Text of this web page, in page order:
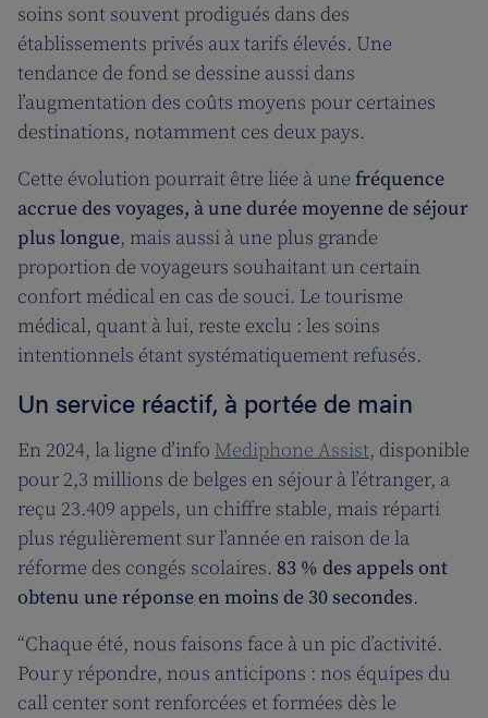
soins sont souvent prodigués dans des
établissements privés aux tarifs élevés. Une
tendance de fond se dessine aussi dans
l’augmentation des coûts moyens pour certaines
destinations, notamment ces deux pays.
Cette évolution pourrait être liée à une fréquence
accrue des voyages, à une durée moyenne de séjour
plus longue, mais aussi à une plus grande
proportion de voyageurs souhaitant un certain
confort médical en cas de souci. Le tourisme
médical, quant à lui, reste exclu : les soins
intentionnels étant systématiquement refusés.
Un service réactif, à portée de main
En 2024, la ligne d’info Mediphone Assist, disponible
pour 2,3 millions de belges en séjour à l’étranger, a
reçu 23.409 appels, un chiffre stable, mais réparti
plus régulièrement sur l’année en raison de la
réforme des congés scolaires. 83 % des appels ont
obtenu une réponse en moins de 30 secondes.
“Chaque été, nous faisons face à un pic d’activité.
Pour y répondre, nous anticipons : nos équipes du
call center sont renforcées et formées dès le